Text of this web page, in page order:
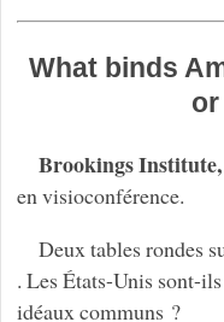
What binds
Brookings
en visioconférence.
Deux tables rondes
. Les États-Unis sont-
idéaux communs ?